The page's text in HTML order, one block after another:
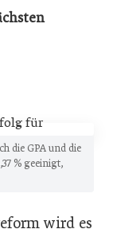
die GPA und die
% geeinigt,
wird es